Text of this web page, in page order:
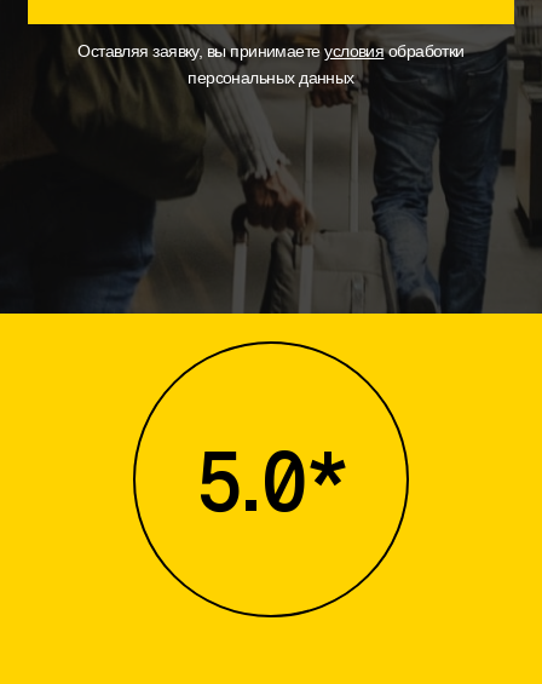
Оставляя заявку, вы принимаетеусловияобработки
персональных данных
5.0*